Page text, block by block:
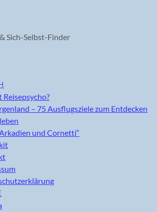
Sich-Selbst-Finder
Reisepsycho?
– 75 Ausflugsziele zum Entdecken
und Cornetti“